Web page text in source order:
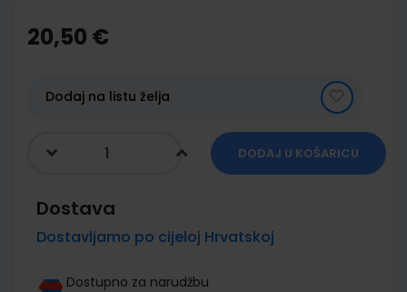
the
beginning
gallery
20,50 €
Dodaj na listu želja
DODAJ U KOŠARICU
Dostava
Dostavljamo po cijeloj Hrvatskoj
Dostupno za narudžbu